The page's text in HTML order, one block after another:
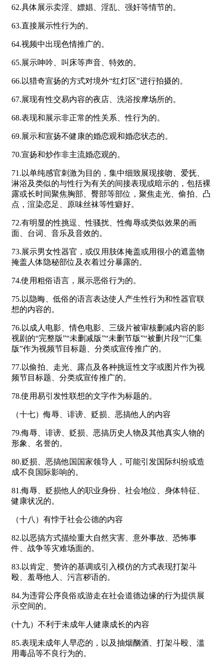
62.具体展示卖淫、嫖娼、淫乱、强奸等情节的。
63.直接展示性行为的。
64.视频中出现色情推广的。
65.展示呻吟、叫床等声音、特效的。
66.以猎奇宣扬的方式对境外“红灯区”进行拍摄的。
67.展现有性交易内容的夜店、洗浴按摩场所的。
68.表现和展示非正常的性关系、性行为的。
69.展示和宣扬不健康的婚恋观和婚恋状态的。
70.宣扬和炒作非主流婚恋观的。
71.以单纯感官刺激为目的，集中细致展现接吻、爱抚、
淋浴及类似的与性行为有关的间接表现或暗示的，包括裸
露或长时间聚焦胸部、臀部等部位，聚焦走光、偷拍、凸
点，渲染恋足、原味丝袜等性癖好。
72.有明显的性挑逗、性骚扰、性侮辱或类似效果的画
面、台词、音乐及音效的。
73.展示男女性器官，或仅用肢体掩盖或用很小的遮盖物
掩盖人体隐秘部位及衣着过分暴露的。
74.使用粗俗语言，展示恶俗行为的。
75.以隐晦、低俗的语言表达使人产生性行为和性器官联
想的内容的。
76.以成人电影、情色电影、三级片被审核删减内容的影
视剧的“完整版”“未删减版”“未删节版”“被删片段”“汇集
版”作为视频节目标题、分类或宣传推广的。
77.以偷拍、走光、露点及各种挑逗性文字或图片作为视
频节目标题、分类或宣传推广的。
78.使用易引发性联想的文字作为标题的。
（十七）侮辱、诽谤、贬损、恶搞他人的内容
79.侮辱、诽谤、贬损、恶搞历史人物及其他真实人物的
形象、名誉的。
80.贬损、恶搞他国国家领导人，可能引发国际纠纷或造
成不良国际影响的。
81.侮辱、贬损他人的职业身份、社会地位、身体特征、
健康状况的。
（十八）有悖于社会公德的内容
82.以恶搞方式描绘重大自然灾害、意外事故、恐怖事
件、战争等灾难场面的。
83.以肯定、赞许的基调或引入模仿的方式表现打架斗
殴、羞辱他人、污言秽语的。
84.为违背公序良俗或游走在社会道德边缘的行为提供展
示空间的。
(十九）不利于未成年人健康成长的内容
85.表现未成年人早恋的，以及抽烟酗酒、打架斗殴、滥
用毒品等不良行为的。